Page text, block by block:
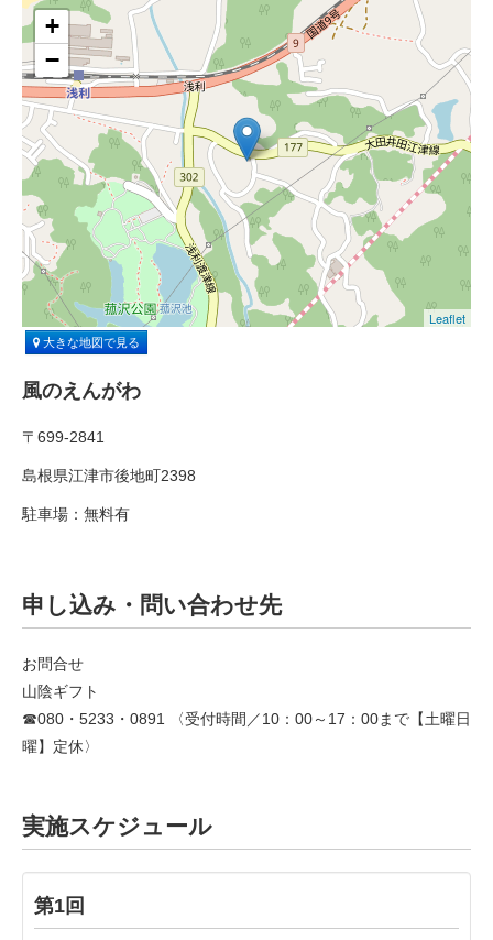
+
−
Leaflet
大きな地図で見る
風のえんがわ
〒699-2841
島根県江津市後地町2398
駐車場：無料有
申し込み・問い合わせ先
お問合せ
山陰ギフト
☎080・5233・0891 〈受付時間／10：00～17：00まで【土曜日
曜】定休〉
実施スケジュール
第1回